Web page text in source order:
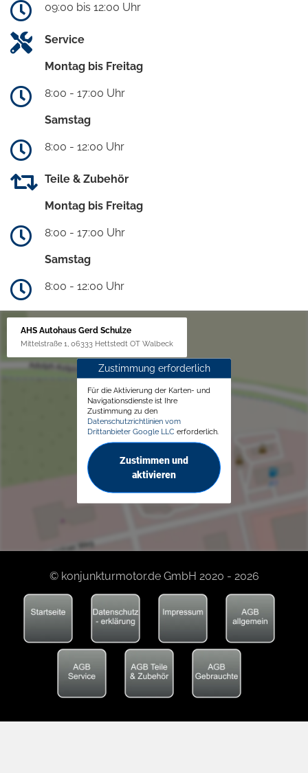
09:00 bis 12:00 Uhr
Service
Montag bis Freitag
8:00 - 17:00 Uhr
Samstag
8:00 - 12:00 Uhr
Teile & Zubehör
Montag bis Freitag
8:00 - 17:00 Uhr
Samstag
8:00 - 12:00 Uhr
AHS Autohaus Gerd Schulze
Mittelstraße 1, 06333 Hettstedt OT Walbeck
Zustimmung erforderlich
Für die Aktivierung der Karten- und
Navigationsdienste ist Ihre
Zustimmung zu den
Datenschutzrichtlinien vom
Drittanbieter Google LLC erforderlich.
Zustimmen und
aktivieren
© konjunkturmotor.de GmbH 2020 - 2026